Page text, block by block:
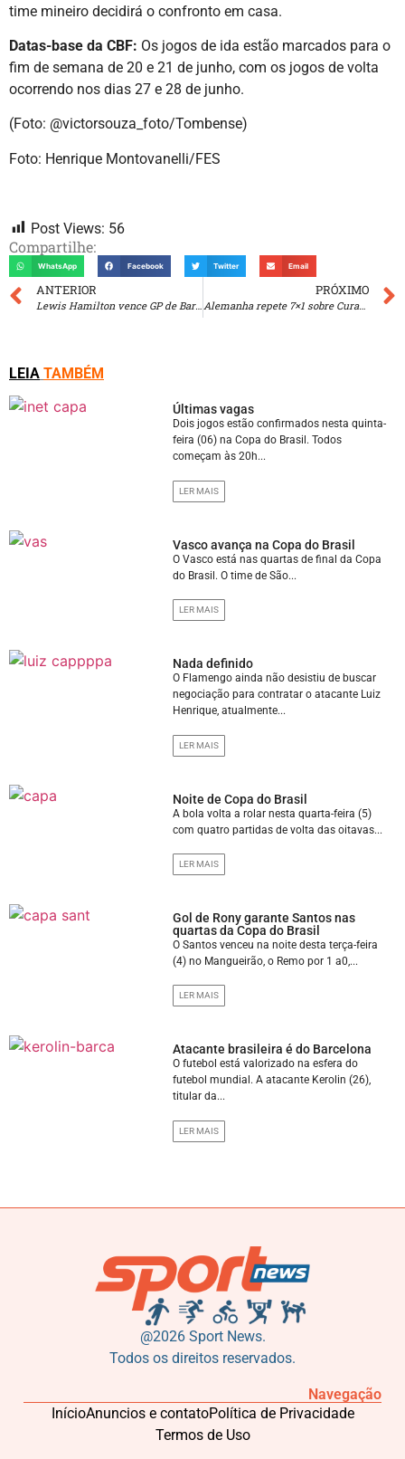
time mineiro decidirá o confronto em casa.
Datas-base da CBF: Os jogos de ida estão marcados para o
fim de semana de 20 e 21 de junho, com os jogos de volta
ocorrendo nos dias 27 e 28 de junho.
(Foto: @victorsouza_foto/Tombense)
Foto: Henrique Montovanelli/FES
Post Views: 56
Compartilhe:
WhatsApp Facebook Twitter Email
ANTERIOR
Lewis Hamilton vence GP de Barcelona
PRÓXIMO
Alemanha repete 7×1 sobre Curaçao, que faz seu primeiro gol em Copas
LEIA TAMBÉM
Últimas vagas
Dois jogos estão confirmados nesta quinta-
feira (06) na Copa do Brasil. Todos
começam às 20h...
LER MAIS
Vasco avança na Copa do Brasil
O Vasco está nas quartas de final da Copa
do Brasil. O time de São...
LER MAIS
Nada definido
O Flamengo ainda não desistiu de buscar
negociação para contratar o atacante Luiz
Henrique, atualmente...
LER MAIS
Noite de Copa do Brasil
A bola volta a rolar nesta quarta-feira (5)
com quatro partidas de volta das oitavas...
LER MAIS
Gol de Rony garante Santos nas
quartas da Copa do Brasil
O Santos venceu na noite desta terça-feira
(4) no Mangueirão, o Remo por 1 a0,...
LER MAIS
Atacante brasileira é do Barcelona
O futebol está valorizado na esfera do
futebol mundial. A atacante Kerolin (26),
titular da...
LER MAIS
@2026 Sport News.
Todos os direitos reservados.
Navegação
InícioAnuncios e contatoPolítica de Privacidade
Termos de Uso